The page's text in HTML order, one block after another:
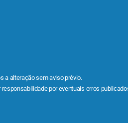
a alteração sem aviso prévio.
por eventuais erros